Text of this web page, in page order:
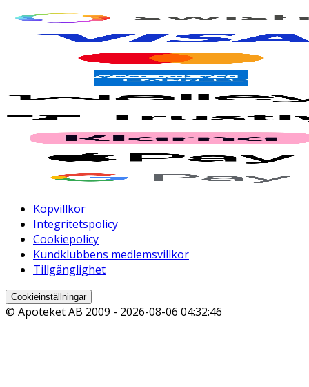
Köpvillkor
Integritetspolicy
Cookiepolicy
Kundklubbens medlemsvillkor
Tillgänglighet
Cookieinställningar
© Apoteket AB 2009 - 2026-08-06 04:32:46